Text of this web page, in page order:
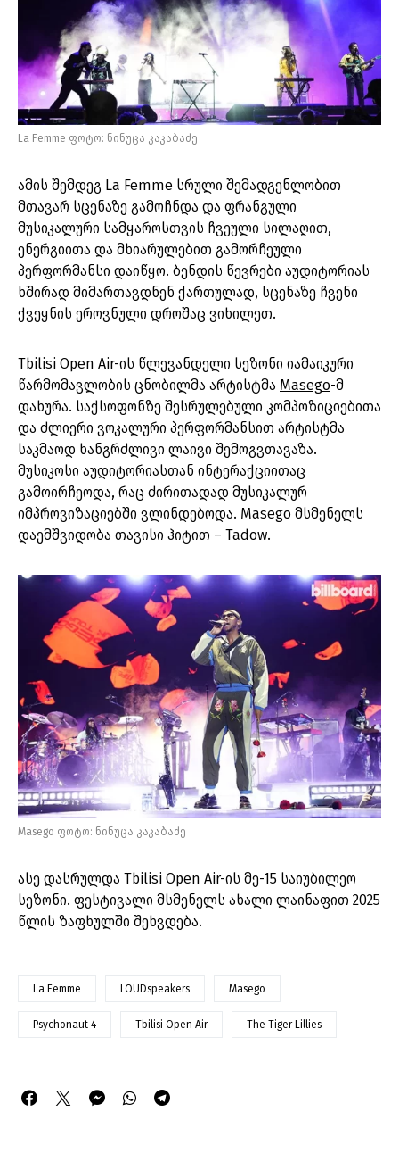
La Femme ფოტო: ნინუცა კაკაბაძე
ამის შემდეგ La Femme სრული შემადგენლობით
მთავარ სცენაზე გამოჩნდა და ფრანგული
მუსიკალური სამყაროსთვის ჩვეული სილაღით,
ენერგიითა და მხიარულებით გამორჩეული
პერფორმანსი დაიწყო. ბენდის წევრები აუდიტორიას
ხშირად მიმართავდნენ ქართულად, სცენაზე ჩვენი
ქვეყნის ეროვნული დროშაც ვიხილეთ.
Tbilisi Open Air-ის წლევანდელი სეზონი იამაიკური
წარმომავლობის ცნობილმა არტისტმა Masego-მ
დახურა. საქსოფონზე შესრულებული კომპოზიციებითა
და ძლიერი ვოკალური პერფორმანსით არტისტმა
საკმაოდ ხანგრძლივი ლაივი შემოგვთავაზა.
მუსიკოსი აუდიტორიასთან ინტერაქციითაც
გამოირჩეოდა, რაც ძირითადად მუსიკალურ
იმპროვიზაციებში ვლინდებოდა. Masego მსმენელს
დაემშვიდობა თავისი ჰიტით – Tadow.
Masego ფოტო: ნინუცა კაკაბაძე
ასე დასრულდა Tbilisi Open Air-ის მე-15 საიუბილეო
სეზონი. ფესტივალი მსმენელს ახალი ლაინაფით 2025
წლის ზაფხულში შეხვდება.
La Femme LOUDspeakers Masego
Psychonaut 4 Tbilisi Open Air The Tiger Lillies